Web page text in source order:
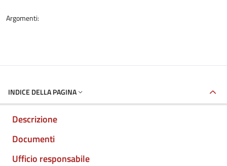
Argomenti:
INDICE DELLA PAGINA
Descrizione
Documenti
Ufficio responsabile